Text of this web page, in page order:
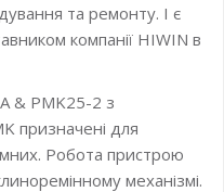
та ремонту. І є
компанії HIWIN в
& PMK25-2 з
призначені для
Робота пристрою
механізмі.